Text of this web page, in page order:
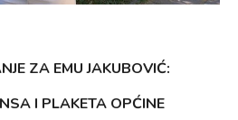
ZA EMU JAKUBOVIĆ:
I PLAKETA OPĆINE